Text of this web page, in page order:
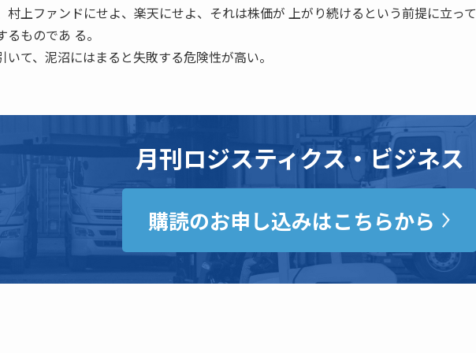
村上ファンドにせよ、楽天にせよ、それは株価が 上がり続けるという前提に立っ
るものであ る。
いて、泥沼にはまると失敗する危険性が高い。
月刊ロジスティクス・ビジネス
購読のお申し込みはこちらから